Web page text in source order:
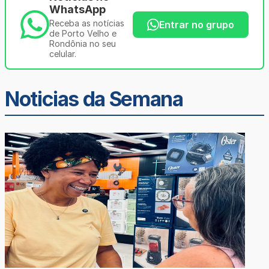
WhatsApp
Receba as notícias
de Porto Velho e
Rondônia no seu
celular.
Entrar no grupo
Noticias da Semana